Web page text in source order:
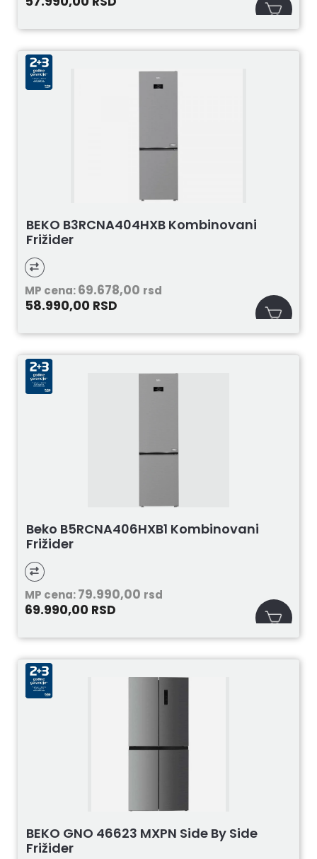
BEKO B3RCNA404HXB Kombinovani
Frižider
MP cena:69.678,00 rsd
58.990,00 RSD
Beko B5RCNA406HXB1 Kombinovani
Frižider
MP cena:79.990,00 rsd
69.990,00 RSD
BEKO GNO 46623 MXPN Side By Side
Frižider